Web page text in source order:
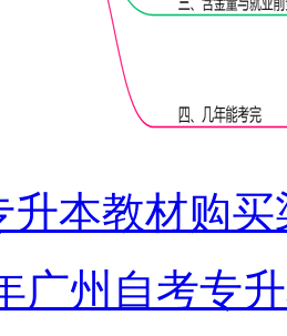
升本教材购
广州自考专